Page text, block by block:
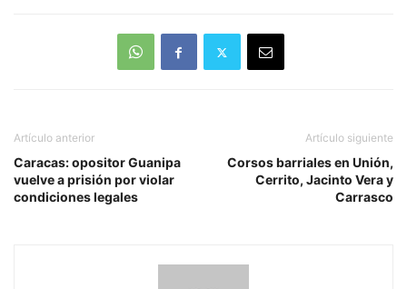
Artículo anterior
Caracas: opositor Guanipa
vuelve a prisión por violar
condiciones legales
Artículo siguiente
Corsos barriales en Unión,
Cerrito, Jacinto Vera y
Carrasco